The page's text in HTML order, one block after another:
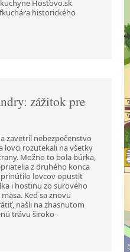
Hosťovo.sk
historického
zážitok pre
zavetril nebezpečenstvo
lovci rozutekali na všetky
Možno to bola búrka,
z druhého konca
prinútilo lovcov opustiť
i hostinu zo surového
Keď sa znovu
našli na zhasnutom
trávu široko-